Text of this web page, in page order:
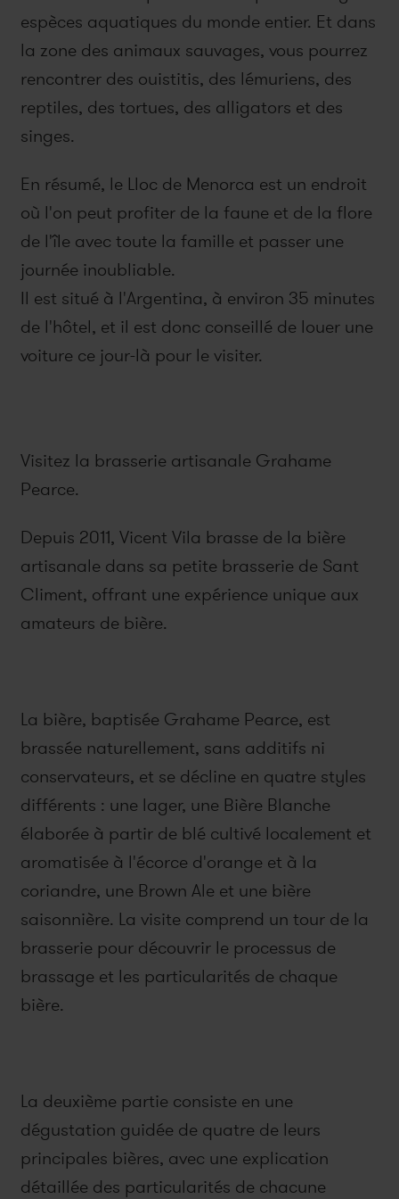
espèces aquatiques du monde entier. Et dans
la zone des animaux sauvages, vous pourrez
rencontrer des ouistitis, des lémuriens, des
reptiles, des tortues, des alligators et des
singes.
En résumé, le Lloc de Menorca est un endroit
où l'on peut profiter de la faune et de la flore
de l'île avec toute la famille et passer une
journée inoubliable.
Il est situé à l'Argentina, à environ 35 minutes
de l'hôtel, et il est donc conseillé de louer une
voiture ce jour-là pour le visiter.
Visitez la brasserie artisanale Grahame
Pearce.
Depuis 2011, Vicent Vila brasse de la bière
artisanale dans sa petite brasserie de Sant
Climent, offrant une expérience unique aux
amateurs de bière.
La bière, baptisée Grahame Pearce, est
brassée naturellement, sans additifs ni
conservateurs, et se décline en quatre styles
différents : une lager, une Bière Blanche
élaborée à partir de blé cultivé localement et
aromatisée à l'écorce d'orange et à la
coriandre, une Brown Ale et une bière
saisonnière. La visite comprend un tour de la
brasserie pour découvrir le processus de
brassage et les particularités de chaque
bière.
La deuxième partie consiste en une
dégustation guidée de quatre de leurs
principales bières, avec une explication
détaillée des particularités de chacune